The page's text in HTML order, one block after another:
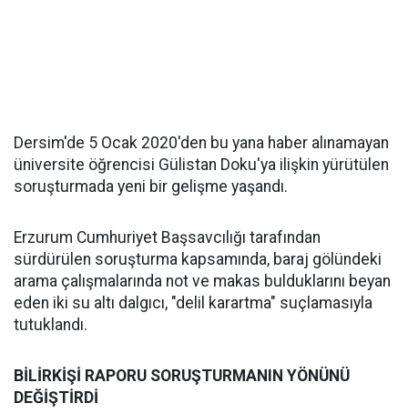
Dersim'de 5 Ocak 2020'den bu yana haber alınamayan
üniversite öğrencisi Gülistan Doku'ya ilişkin yürütülen
soruşturmada yeni bir gelişme yaşandı.
Erzurum Cumhuriyet Başsavcılığı tarafından
sürdürülen soruşturma kapsamında, baraj gölündeki
arama çalışmalarında not ve makas bulduklarını beyan
eden iki su altı dalgıcı, "delil karartma" suçlamasıyla
tutuklandı.
BİLİRKİŞİ RAPORU SORUŞTURMANIN YÖNÜNÜ
DEĞİŞTİRDİ